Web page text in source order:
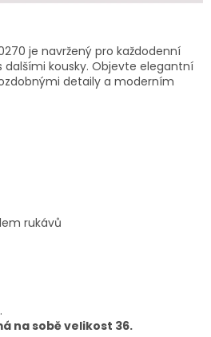
je navržený pro každodenní
kousky. Objevte elegantní
detaily a moderním
rukávů
na sobě velikost 36.